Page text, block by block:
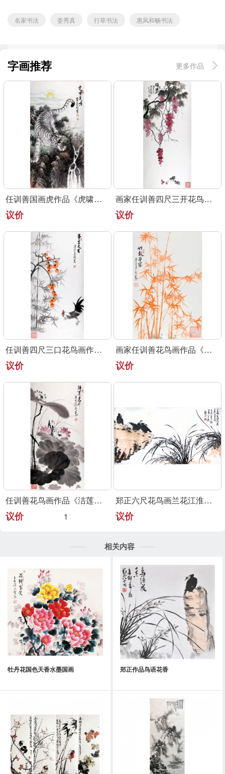
名家书法 姜秀真 行草书法 惠风和畅书法
字画推荐 更多作品
任训善国画虎作品《虎啸泉鸣》四尺整张真迹
议价
画家任训善四尺三开花鸟画作品《硕果》
议价
任训善四尺三口花鸟画作品《事事大吉》
议价
画家任训善花鸟画作品《竹报平安》
议价
任训善花鸟画作品《洁莲高升》
议价 1
郑正六尺花鸟画兰花江淮大写意代表
议价
相关内容
牡丹花国色天香水墨国画 郑正作品鸟语花香